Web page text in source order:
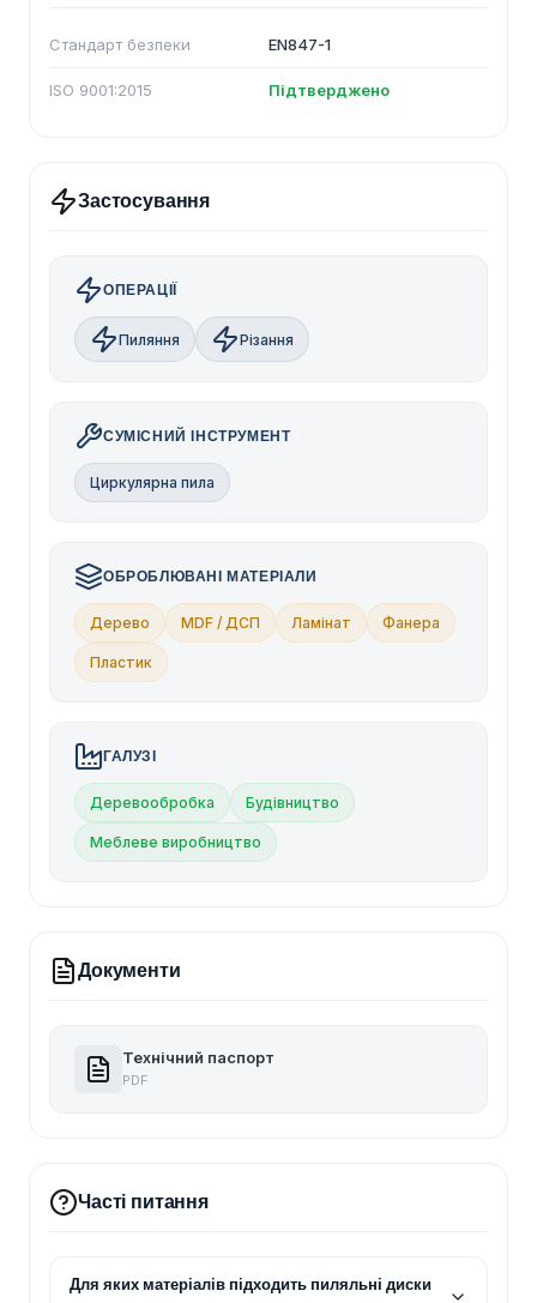
Стандарт безпеки EN847-1
ISO 9001:2015 Підтверджено
Застосування
ОПЕРАЦІЇ
Пиляння Різання
СУМІСНИЙ ІНСТРУМЕНТ
Циркулярна пила
ОБРОБЛЮВАНІ МАТЕРІАЛИ
Дерево MDF / ДСП Ламінат Фанера
Пластик
ГАЛУЗІ
Деревообробка Будівництво
Меблеве виробництво
Документи
Технічний паспорт
PDF
Часті питання
Для яких матеріалів підходить пиляльні диски